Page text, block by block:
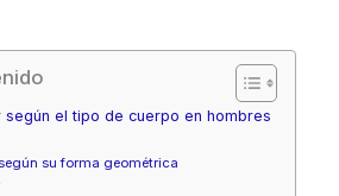
el tipo de cuerpo en hombres
su forma geométrica